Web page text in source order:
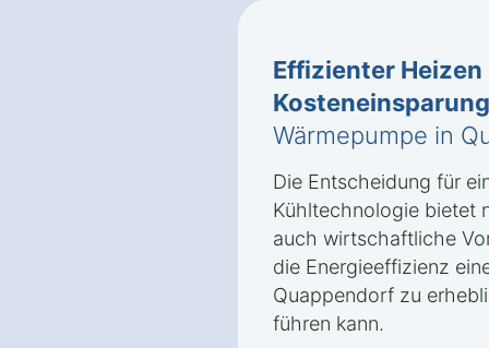
Effizienter Heizen
Wärmepumpe in
Die Entscheidung für
Kühltechnologie bietet
auch wirtschaftliche
die Energieeffizienz
Quappendorf zu
führen kann.